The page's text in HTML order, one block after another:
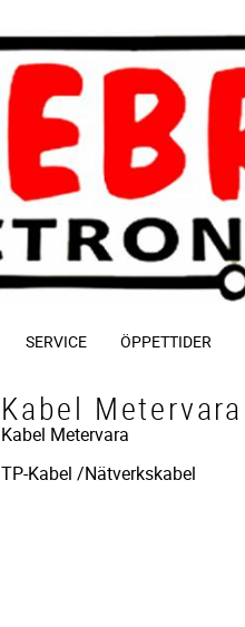
SERVICE ÖPPETTIDER
Kabel Metervara
Kabel Metervara
TP-Kabel /Nätverkskabel